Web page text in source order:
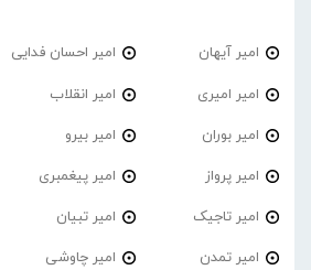
امیر آیهان امیر احسان فدایی
امیر امیری امیر انقلاب
امیر‌ بوران امیر بیرو
امیر پرواز امیر پیغمبری
امیر تاجیک امیر تبیان
امیر تمدن امیر چاوشی